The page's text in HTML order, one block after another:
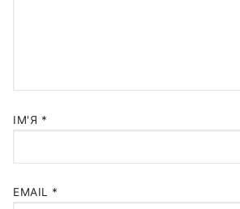
ІМ'Я *
EMAIL *